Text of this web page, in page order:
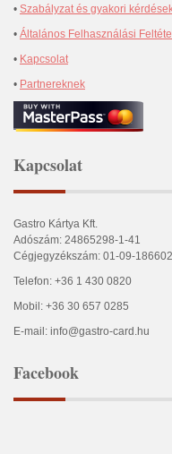
• Szabályzat és gyakori
• Általános Felhasználási
• Kapcsolat
• Partnereknek
Kapcsolat
Gastro Kártya Kft.
Adószám: 24865298-1-41
Cégjegyzékszám: 01-09-186602
Telefon: +36 1 430 0820
Mobil: +36 30 657 0285
E-mail: info@gastro-card.hu
Facebook